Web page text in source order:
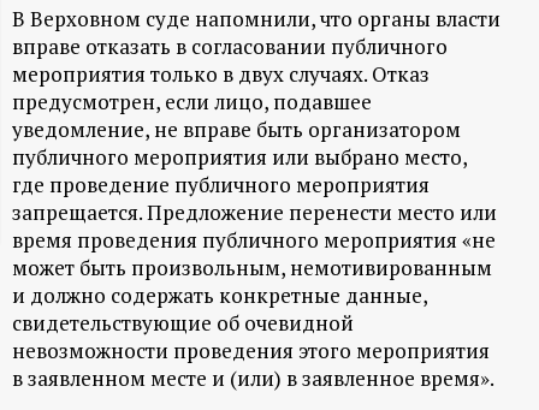
о
р
м
а
ц
и
о
В Верховном суде напомнили, что органы власти
вправе отказать в согласовании публичного
мероприятия только в двух случаях. Отказ
предусмотрен, если лицо, подавшее
уведомление, не вправе быть организатором
публичного мероприятия или выбрано место,
где проведение публичного мероприятия
запрещается. Предложение перенести место или
время проведения публичного мероприятия «не
может быть произвольным, немотивированным
и должно содержать конкретные данные,
свидетельствующие об очевидной
невозможности проведения этого мероприятия
в заявленном месте и (или) в заявленное время».